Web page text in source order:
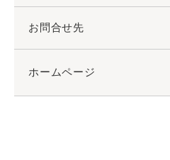
お問合せ先
ホームページ